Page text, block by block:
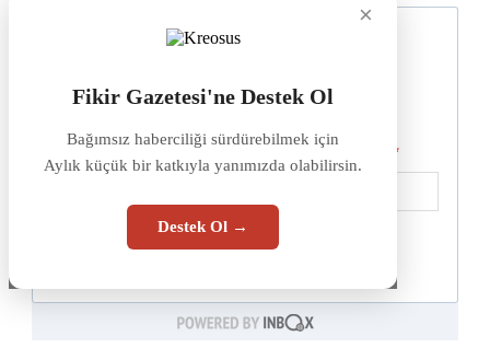
×
Fikir Gazetesi'ne Destek Ol
Bağımsız haberciliği sürdürebilmek için
Aylık küçük bir katkıyla yanımızda olabilirsin.
Destek Ol →